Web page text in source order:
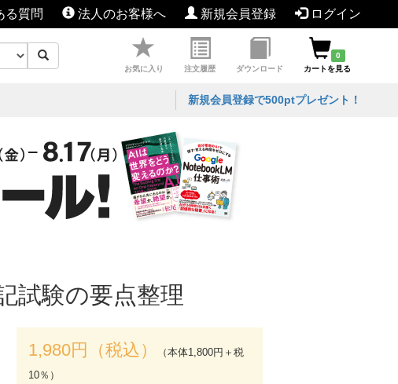
る質問 法人のお客様へ 新規会員登録 ログイン
お気に入り 注文履歴 ダウンロード
0
カートを見る
新規会員登録で500ptプレゼント！
試験の要点整理
1,980円（税込）
（本体1,800円＋税
10％）